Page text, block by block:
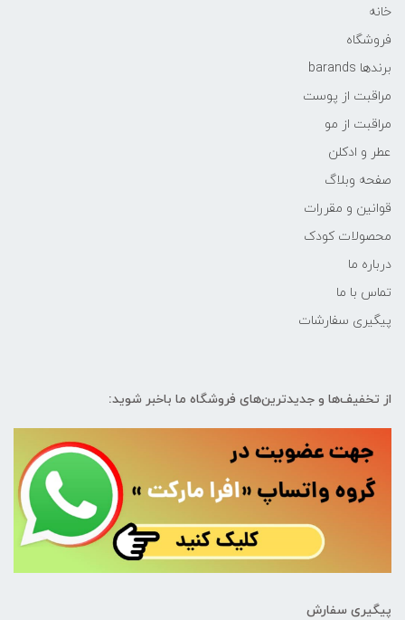
خانه
فروشگاه
برندها barands
مراقبت از پوست
مراقبت از مو
عطر و ادکلن
صفحه وبلاگ
قوانین و مقررات
محصولات کودک
درباره ما
تماس با ما
پیگیری سفارشات
از تخفیف‌ها و جدیدترین‌های فروشگاه ما باخبر شوید:
پیگیری سفارش